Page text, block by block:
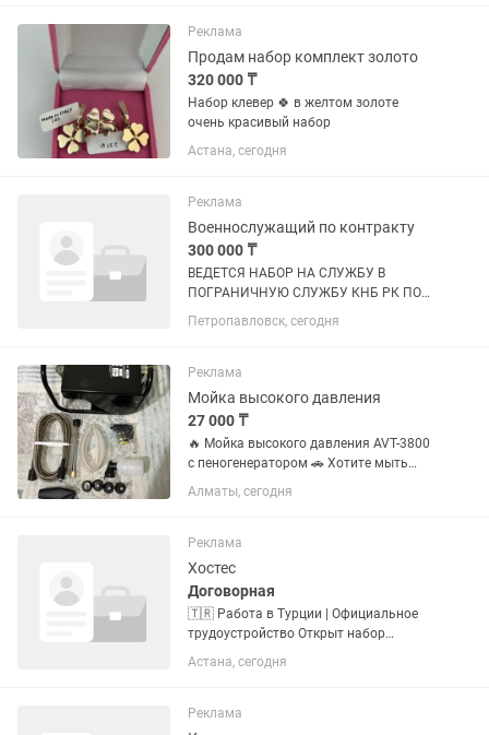
Гарантируем легальное...
Реклама
Продам набор комплект золото
320 000 ₸
Набор клевер 🍀 в желтом золоте
очень красивый набор
Астана, сегодня
Реклама
Военнослужащий по контракту
300 000 ₸
ВЕДЕТСЯ НАБОР НА СЛУЖБУ В
ПОГРАНИЧНУЮ СЛУЖБУ КНБ РК ПО
СЕВЕРО-КАЗАХСТАНСКОЙ ОБЛАСТИ
Приглашаются: военнослужащие по
и женщины. фельдшеры женщины
Условия...
Петропавловск, сегодня
Реклама
Мойка высокого давления
27 000 ₸
🔥 Мойка высокого давления AVT-3800
с пеногенератором 🚗 Хотите мыть
автомобиль как на профессиональной
автомойке и не переплачивать каждый
3800 быстро удаляет грязь,...
Алматы, сегодня
Реклама
Хостес
Договорная
🇹🇷 Работа в Турции | Официальное
трудоустройство Открыт набор
девушек на работу в Турции. Мы
предлагаем: • Официальное
Заработная плата от 1 500 до 2 000
USD. •...
Астана, сегодня
Реклама